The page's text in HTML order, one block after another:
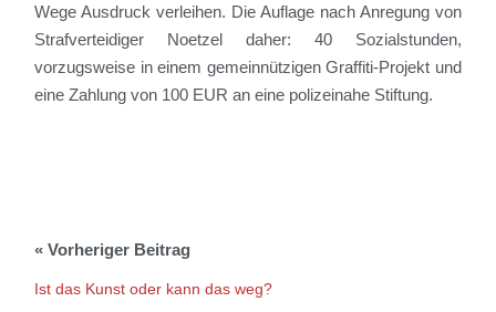
Wege Ausdruck verleihen. Die Auflage nach Anregung von
Strafverteidiger Noetzel daher: 40 Sozialstunden,
vorzugsweise in einem gemeinnützigen Graffiti-Projekt und
eine Zahlung von 100 EUR an eine polizeinahe Stiftung.
Ist das Kunst oder kann das weg?